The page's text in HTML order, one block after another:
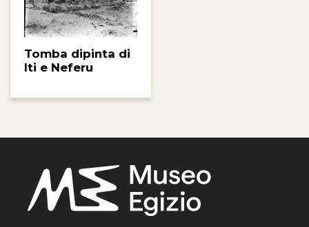
Tomba dipinta di
Iti e Neferu